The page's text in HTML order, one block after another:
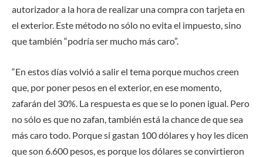
autorizador a la hora de realizar una compra con tarjeta en
el exterior. Este método no sólo no evita el impuesto, sino
que también “podría ser mucho más caro”.
“En estos días volvió a salir el tema porque muchos creen
que, por poner pesos en el exterior, en ese momento,
zafarán del 30%. La respuesta es que se lo ponen igual. Pero
no sólo es que no zafan, también está la chance de que sea
más caro todo. Porque si gastan 100 dólares y hoy les dicen
que son 6.600 pesos, es porque los dólares se convirtieron